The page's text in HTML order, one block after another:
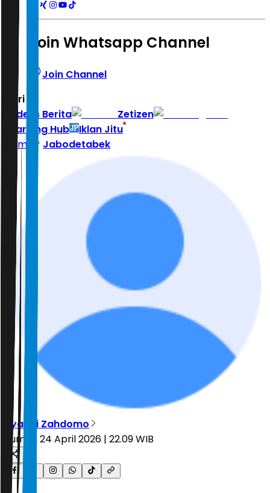
Join Whatsapp Channel
Join Channel
Hari ini
Indeks Berita
Zetizen
Learning Hub
Iklan Jitu
Home
Jabodetabek
Ryandi Zahdomo
Jumat, 24 April 2026 | 22.09 WIB